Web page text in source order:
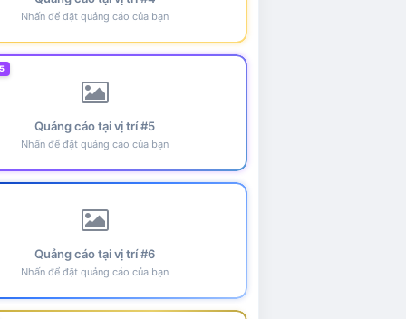
Nhấn để đặt quảng cáo của bạn
Quảng cáo tại vị trí #5
Nhấn để đặt quảng cáo của bạn
Quảng cáo tại vị trí #6
Nhấn để đặt quảng cáo của bạn